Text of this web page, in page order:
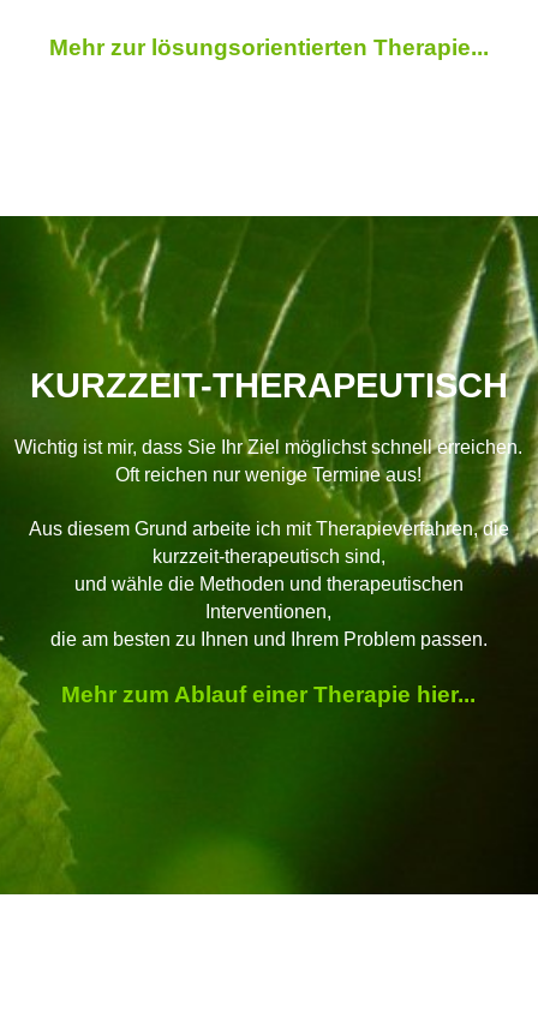
Mehr zur lösungsorientierten Therapie...
KURZZEIT-THERAPEUTISCH
Wichtig ist mir, dass Sie Ihr Ziel möglichst schnell erreichen.
Oft reichen nur wenige Termine aus!
Aus diesem Grund arbeite ich mit Therapieverfahren, die
kurzzeit-therapeutisch sind,
und wähle die Methoden und therapeutischen
Interventionen,
die am besten zu Ihnen und Ihrem Problem passen.
Mehr zum Ablauf einer Therapie hier...